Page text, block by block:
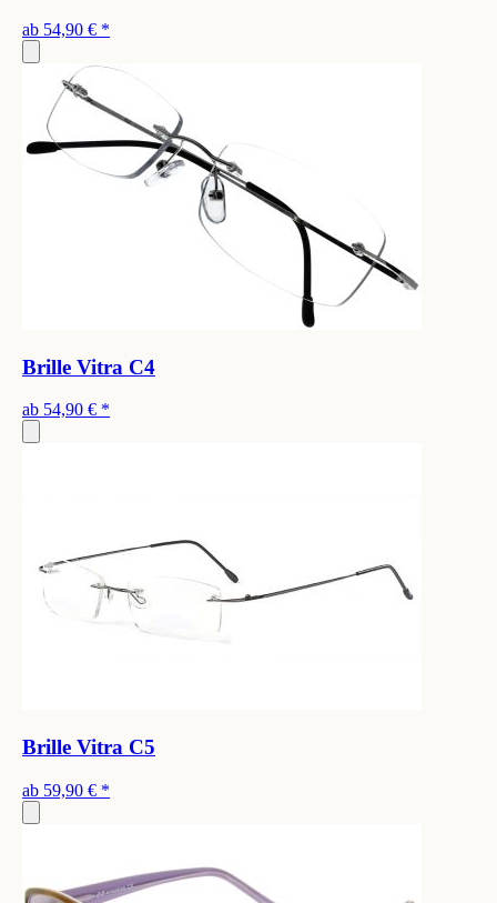
ab 54,90 € *
Brille Vitra C4
ab 54,90 € *
Brille Vitra C5
ab 59,90 € *